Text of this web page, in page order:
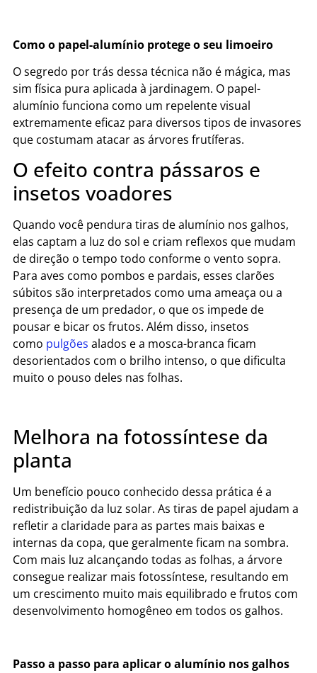
Como o papel-alumínio protege o seu limoeiro
O segredo por trás dessa técnica não é mágica, mas
sim física pura aplicada à jardinagem. O papel-
alumínio funciona como um repelente visual
extremamente eficaz para diversos tipos de invasores
que costumam atacar as árvores frutíferas.
O efeito contra pássaros e
insetos voadores
Quando você pendura tiras de alumínio nos galhos,
elas captam a luz do sol e criam reflexos que mudam
de direção o tempo todo conforme o vento sopra.
Para aves como pombos e pardais, esses clarões
súbitos são interpretados como uma ameaça ou a
presença de um predador, o que os impede de
pousar e bicar os frutos. Além disso, insetos
como pulgões alados e a mosca-branca ficam
desorientados com o brilho intenso, o que dificulta
muito o pouso deles nas folhas.
Melhora na fotossíntese da
planta
Um benefício pouco conhecido dessa prática é a
redistribuição da luz solar. As tiras de papel ajudam a
refletir a claridade para as partes mais baixas e
internas da copa, que geralmente ficam na sombra.
Com mais luz alcançando todas as folhas, a árvore
consegue realizar mais fotossíntese, resultando em
um crescimento muito mais equilibrado e frutos com
desenvolvimento homogêneo em todos os galhos.
Passo a passo para aplicar o alumínio nos galhos